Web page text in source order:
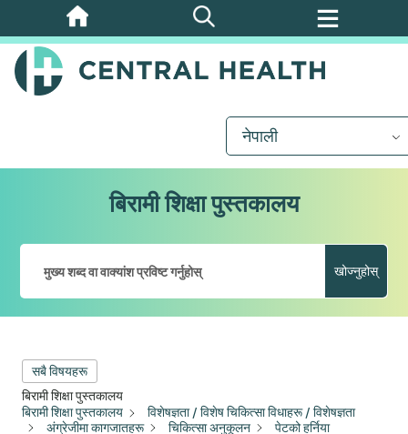
मुख्य
सामग्रीमा
जानुहोस्
नेपाली
बिरामी शिक्षा पुस्तकालय
खोज्नुहोस्
सबै विषयहरू
बिरामी शिक्षा पुस्तकालय
बिरामी शिक्षा पुस्तकालय
विशेषज्ञता / विशेष चिकित्सा विधाहरू / विशेषज्ञता
अंग्रेजीमा कागजातहरू
चिकित्सा अनुकूलन
पेटको हर्निया